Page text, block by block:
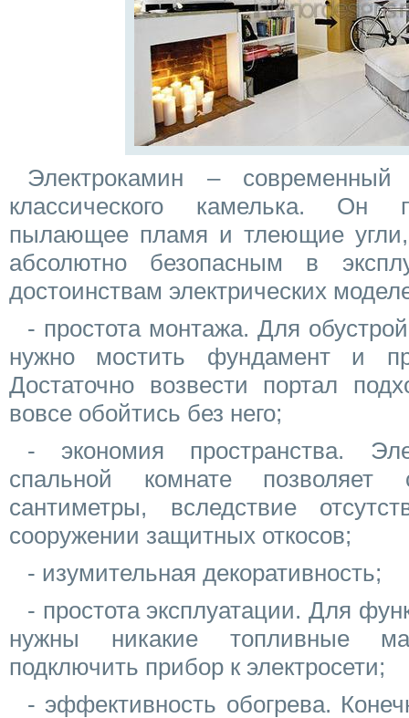
Электрокамин –
классического камелька. Он
пылающее пламя и тлеющие
абсолютно безопасным в
достоинствам электрических
- простота монтажа. Для
нужно мостить фундамент и
Достаточно возвести портал
вовсе обойтись без него;
- экономия пространства.
спальной комнате позволяет
сантиметры, вследствие
сооружении защитных откосов;
- изумительная декоративность;
- простота эксплуатации. Для
нужны никакие топливные
подключить прибор к электросети;
- эффективность обогрева.